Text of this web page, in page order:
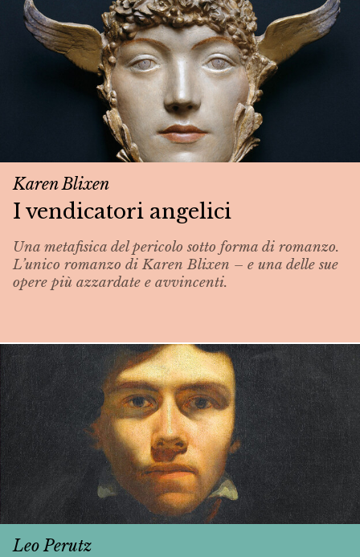
Karen Blixen
I vendicatori angelici
Una metafisica del pericolo sotto forma di romanzo.
L’unico romanzo di Karen Blixen – e una delle sue
opere più azzardate e avvincenti.
Leo Perutz